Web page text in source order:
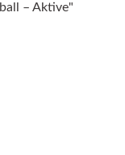
– Aktive"